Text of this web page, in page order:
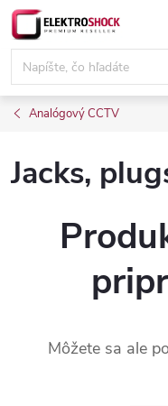
Prejsť
na
obsah
Analógový CCTV
Jacks,
Môžete sa ale